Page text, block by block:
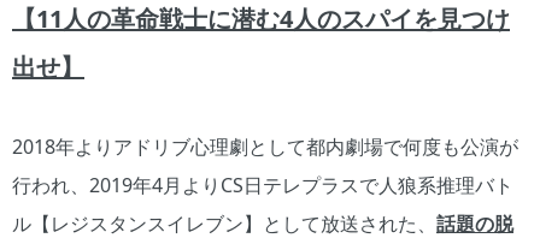
【11人の革命戦士に潜む4人のスパイを見つけ
出せ】
2018年よりアドリブ心理劇として都内劇場で何度も公演が
行われ、2019年4月よりCS日テレプラスで人狼系推理バト
ル【レジスタンスイレブン】として放送された、 話題の脱